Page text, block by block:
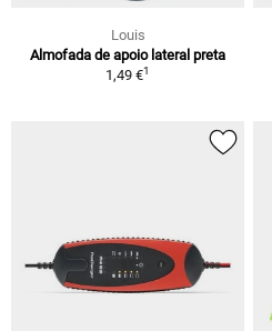
Louis
Almofada de apoio lateral preta
1,49 €1